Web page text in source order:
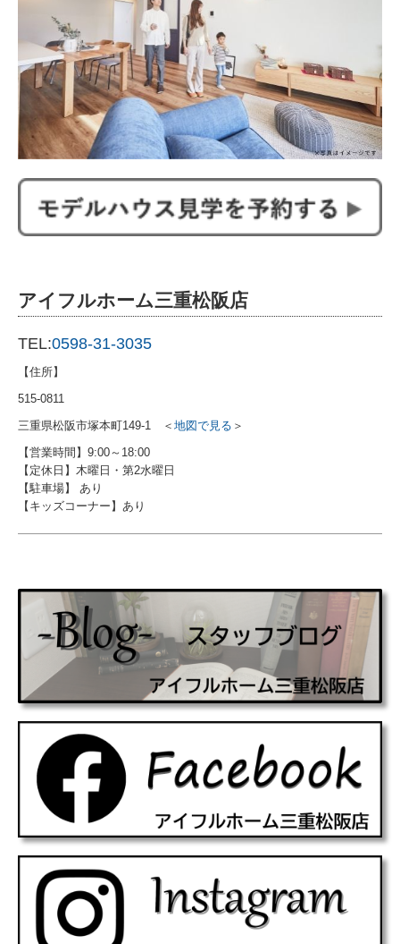
アイフルホーム三重松阪店
TEL:0598-31-3035
【住所】
515-0811
三重県松阪市塚本町149-1
＜ 地図で見る ＞
【営業時間】9:00～18:00
【定休日】木曜日・第2水曜日
【駐車場】 あり
【キッズコーナー】あり